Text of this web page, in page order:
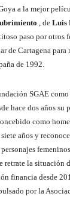
a la mejor
, de Luis
paso por otros
de Cartagena para
de 1992.
SGAE
hace dos años su
como
años y
retrate la situación
financia desde
por la